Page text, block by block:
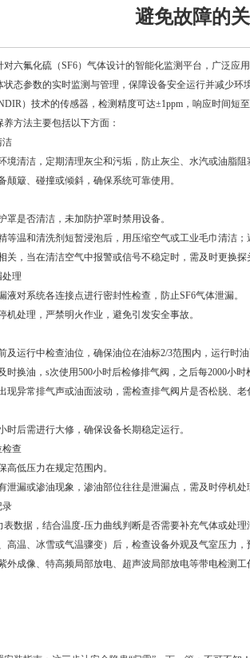
避免故障的
对六氟化硫（SF6）气体设计的智能化监测平台，广泛应
状态参数的实时监测与管理，保障设备安全运行并减少
）技术的传感器，检测精度可达±1ppm，响应时间短
养方法主要包括以下方面：
清洁，定期清理灰尘和污垢，防止灰尘、水汽或油脂阻
簸、碰撞或倾斜，确保系统可靠使用。
是否清洁，未加防护罩时禁用设备。
温和清洗剂短暂浸泡后，用压缩空气或工业毛巾清洁；
，当在清洁空气中报警或信号不稳定时，需及时更换探
理
对系统各连接点进行密封性检查，防止SF6气体泄漏。
处理，严禁明火作业，避免引发安全事故。
运行中检查油位，确保油位在油标2/3范围内，运行时油
换油，s次使用500小时后检修排气阀，之后每2000小
异常排气声或油面波动，需检查排气阀片是否松脱、老
后需进行大修，确保设备长期稳定运行。
查
低压力在规定范围内。
漏或渗油现象，渗油部位往往是泄漏点，需及时停机处
数据，结合温度-压力曲线判断是否需要补充气体或处理
温、冰雪或气温骤变）后，检查设备外观及气室压力，
成像、特高频局部放电、超声波局部放电等带电检测工